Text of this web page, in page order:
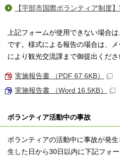
【宇部市国際ボランティア制度
上記フォームが使用できない場合
です。様式による報告の場合は、
により観光交流課まで御提出くださ
実施報告書 （PDF 67.6KB）
実施報告書 （Word 16.5KB）
ボランティア活動中の事故
ボランティアの活動中に事故が発
生した日から30日以内に下記フォ